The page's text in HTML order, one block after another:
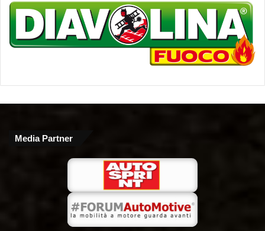
Media Partner